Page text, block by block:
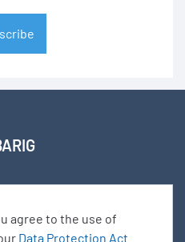
agree to the use of
Data Protection Act